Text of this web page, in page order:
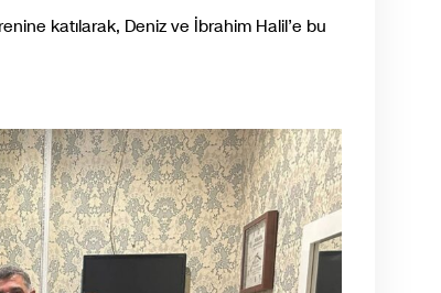
katılarak, Deniz ve İbrahim Halil’e bu